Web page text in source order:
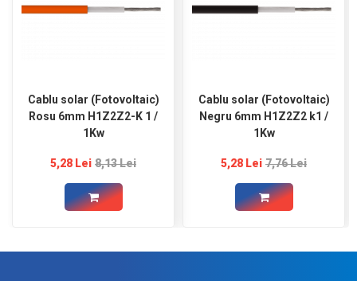
Cablu solar (Fotovoltaic)
Rosu 6mm H1Z2Z2-K 1 /
1Kw
5,28 Lei 8,13 Lei
Cablu solar (Fotovoltaic)
Negru 6mm H1Z2Z2 k1 /
1Kw
5,28 Lei 7,76 Lei